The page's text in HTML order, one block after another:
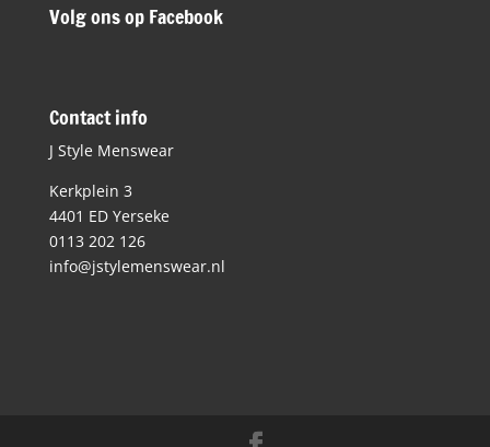
Volg ons op Facebook
Contact info
J Style Menswear
Kerkplein 3
4401 ED Yerseke
0113 202 126
info@jstylemenswear.nl